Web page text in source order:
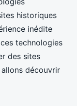
historiques
inédite
technologies
des sites
allons découvrir